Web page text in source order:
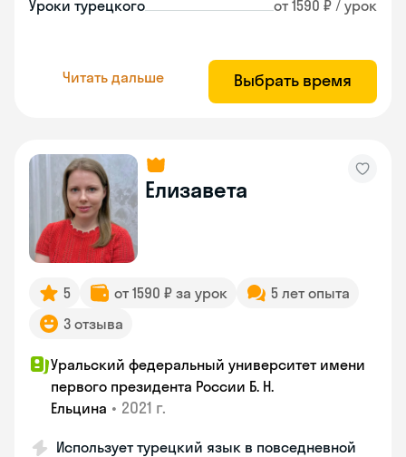
Уроки турецкого от 1590 ₽ / урок
Читать дальше Выбрать время
Елизавета
5 от 1590 ₽ за урок
5 лет опыта
3 отзыва
Уральский федеральный университет имени
первого президента России Б. Н.
Ельцина • 2021 г.
Использует турецкий язык в повседневной